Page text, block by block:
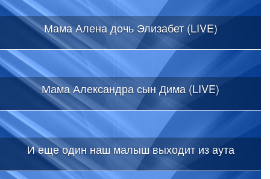
Мама Алена дочь Элизабет (LIVE)
Мама Александра сын Дима (LIVE)
И еще один наш малыш выходит из аута